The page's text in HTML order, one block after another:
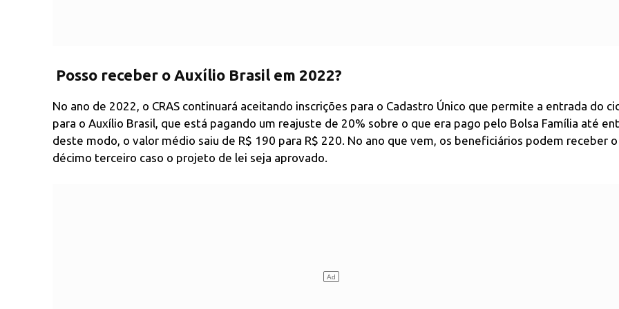
Posso receber o Auxílio Brasil em 2022?
No ano de 2022, o CRAS continuará aceitando inscrições para o Cadastro Único que permite a entrada do
para o Auxílio Brasil, que está pagando um reajuste de 20% sobre o que era pago pelo Bolsa Família até
deste modo, o valor médio saiu de R$ 190 para R$ 220. No ano que vem, os beneficiários podem receber o
décimo terceiro caso o projeto de lei seja aprovado.